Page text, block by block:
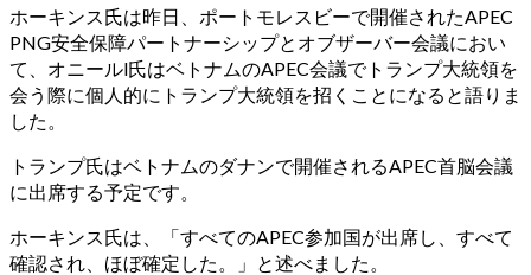
ホーキンス氏は昨日、ポートモレスビーで開催されたAPEC
PNG安全保障パートナーシップとオブザーバー会議におい
て、オニールl氏はベトナムのAPEC会議でトランプ大統領を
会う際に個人的にトランプ大統領を招くことになると語りま
した。
トランプ氏はベトナムのダナンで開催されるAPEC首脳会議
に出席する予定です。
ホーキンス氏は、「すべてのAPEC参加国が出席し、すべて
確認され、ほぼ確定した。」と述べました。